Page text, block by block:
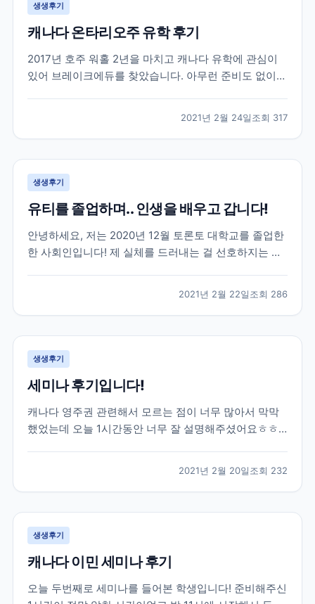
생생후기
캐나다 온타리오주 유학 후기
2017년 호주 워홀 2년을 마치고 캐나다 유학에 관심이
있어 브레이크에듀를 찾았습니다. 아무런 준비도 없이
요. 캐나다에 있는 여러 학교들과 학과들중에 저에게 맞
는 학교를 추천해주시고 그후로 필요한게 무엇인지 언제
까...
2021년 2월 24일조회 317
생생후기
유티를 졸업하며.. 인생을 배우고 갑니다!
안녕하세요, 저는 2020년 12월 토론토 대학교를 졸업한
한 사회인입니다! 제 실체를 드러내는 걸 선호하지는 않
권태원 실장님의 도움을 받아 토론토 대학교에 진학을
하게 되었습니다. 대학 진학 문제로 고민이 많았...
2021년 2월 22일조회 286
생생후기
세미나 후기입니다!
캐나다 영주권 관련해서 모르는 점이 너무 많아서 막막
했었는데 오늘 1시간동안 너무 잘 설명해주셨어요ㅎㅎ
2021년 2월 20일조회 232
생생후기
캐나다 이민 세미나 후기
오늘 두번째로 세미나를 들어본 학생입니다! 준비해주신